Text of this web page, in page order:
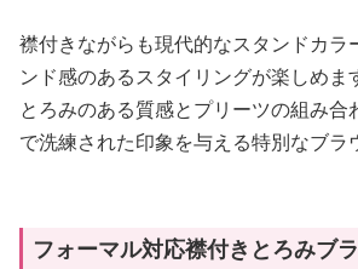
襟付きながらも現代的なスタンドカラ
ンド感のあるスタイリングが楽しめま
とろみのある質感とプリーツの組み合
で洗練された印象を与える特別なブラ
フォーマル対応襟付きとろみブ